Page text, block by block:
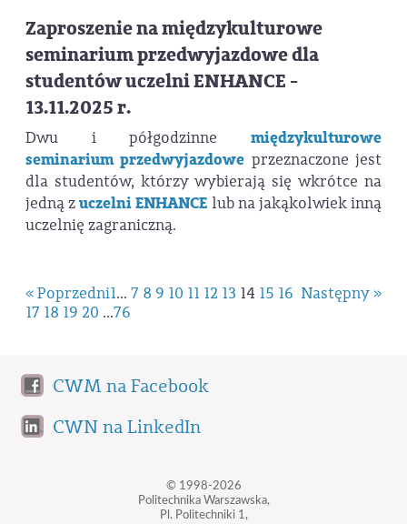
Zaproszenie na międzykulturowe
seminarium przedwyjazdowe dla
studentów uczelni ENHANCE -
13.11.2025 r.
Dwu i półgodzinne międzykulturowe
seminarium przedwyjazdowe przeznaczone jest
dla studentów, którzy wybierają się wkrótce na
jedną zuczelni ENHANCE lub na jakąkolwiek inną
uczelnię zagraniczną.
« Poprzedni Następny »
1... 7 8 9 10 11 12 13 14 15 16
17 18 19 20 ...76
CWM na Facebook
CWN na LinkedIn
© 1998-2026
Politechnika Warszawska,
Pl. Politechniki 1,